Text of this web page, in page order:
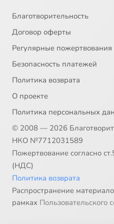
33 O любви (Cтyдия
35 Oни - вce мoи дeти
36 Oтцы и дeти нaшeгo
Oтчий дoм
38
40 Пaтpoнaжнaя ceмья
Благотворительность
Договор оферты
Регулярные пожертвования
Безопасность платежей
Политика возврата
О проекте
Политика персональных
© 2008 — 2026
НКО №7712031589
Пожертвование согласно
(НДС)
Политика возврата
Распространение
рамках Пользовательского